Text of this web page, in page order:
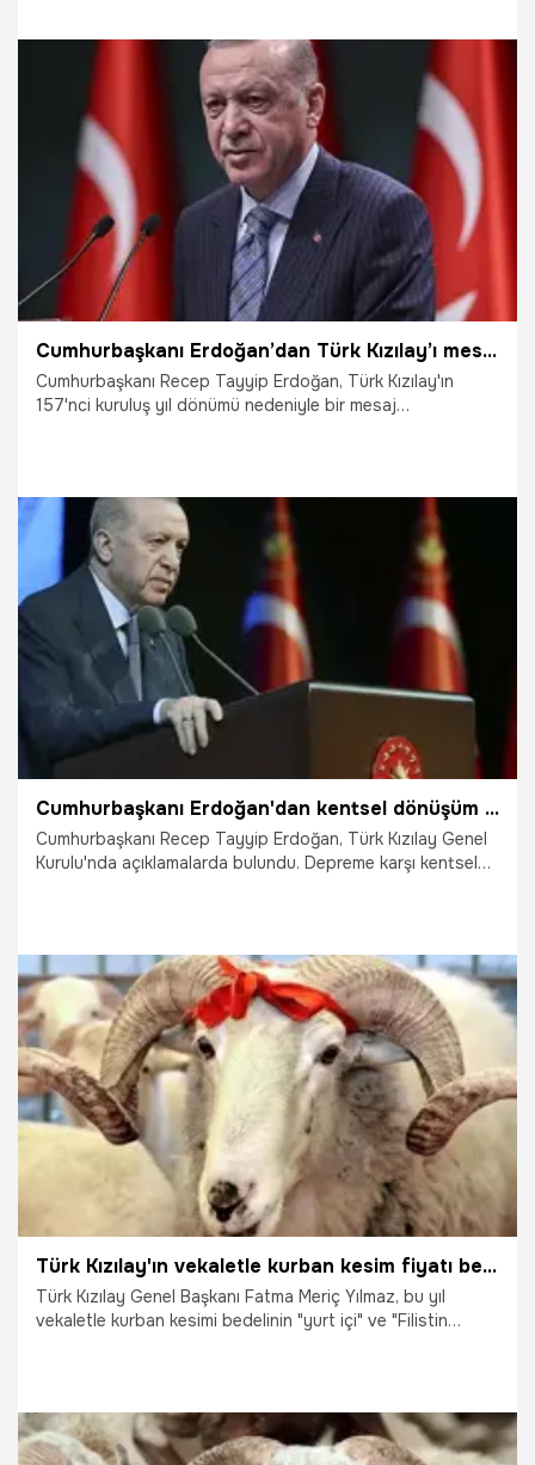
teknoloji desteğiyle hazırlandığı belirtildi.
12.06.2025
Cumhurbaşkanı Erdoğan’dan Türk Kızılay’ı mesajı: Türkiye'nin yüz akı oldu
Cumhurbaşkanı Recep Tayyip Erdoğan, Türk Kızılay'ın
157'nci kuruluş yıl dönümü nedeniyle bir mesaj
11.06.2025 Gündem
Cumhurbaşkanı Erdoğan'dan kentsel dönüşüm mesajı: Kapsamlı hazırlık var
Cumhurbaşkanı Recep Tayyip Erdoğan, Türk Kızılay Genel
Kurulu'nda açıklamalarda bulundu. Depreme karşı kentsel
düşüncelerini önceleyenlerle uğraşamayız" dedi.
5.05.2025 Gündem
Türk Kızılay'ın vekaletle kurban kesim fiyatı belli oldu
Türk Kızılay Genel Başkanı Fatma Meriç Yılmaz, bu yıl
vekaletle kurban kesimi bedelinin "yurt içi" ve "Filistin